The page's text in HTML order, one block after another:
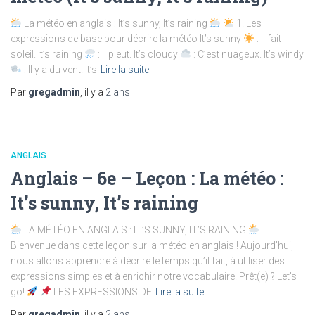
La météo en anglais : It’s sunny, It’s raining
1. Les
expressions de base pour décrire la météo It’s sunny
: Il fait
soleil. It’s raining
: Il pleut. It’s cloudy
: C’est nuageux. It’s windy
: Il y a du vent. It’s
Lire la suite
Par gregadmin , il y a 2 ans
ANGLAIS
Anglais – 6e – Leçon : La météo :
It’s sunny, It’s raining
LA MÉTÉO EN ANGLAIS : IT’S SUNNY, IT’S RAINING
Bienvenue dans cette leçon sur la météo en anglais ! Aujourd’hui,
nous allons apprendre à décrire le temps qu’il fait, à utiliser des
expressions simples et à enrichir notre vocabulaire. Prêt(e) ? Let’s
go!
LES EXPRESSIONS DE
Lire la suite